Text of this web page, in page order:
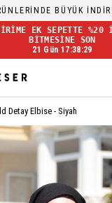
BÜYÜK
EK SEPETTE %20
BİTMESİNE SON
21 Gün 17:38:28
Detay Elbise - Siyah